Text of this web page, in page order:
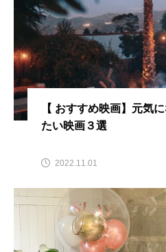
TAG LIST
3D car CGI
header Image
motion new year
picture portfolio
thor
【 おすすめ映画】元気
たい映画３選
2022.11.01